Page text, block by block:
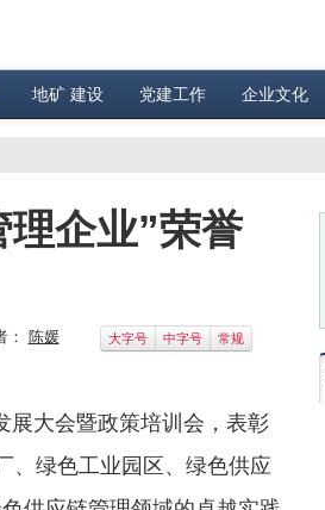
地矿 建设 党建工作 企业文化
企业”荣誉
陈媛 大字号 中字号 常规
展大会暨政策培训会，表彰
、绿色工业园区、绿色供应